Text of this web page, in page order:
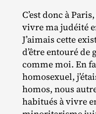
C’est donc à
vivre ma judéité
J’aimais cette
d’être entouré de
comme moi. En
homosexuel,
homos, nous
habitués à vivre